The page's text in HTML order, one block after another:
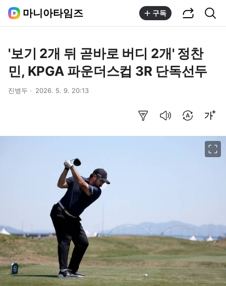
마니아타임즈 구독
'보기 2개 뒤 곧바로 버디 2개' 정찬
민, KPGA 파운더스컵 3R 단독선두
진병두 2026. 5. 9. 20:13